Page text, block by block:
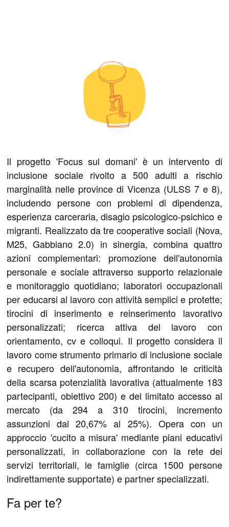
Il progetto 'Focus sul domani' è un intervento di
inclusione sociale rivolto a 500 adulti a rischio
marginalità nelle province di Vicenza (ULSS 7 e 8),
includendo persone con problemi di dipendenza,
esperienza carceraria, disagio psicologico-psichico e
migranti. Realizzato da tre cooperative sociali (Nova,
M25, Gabbiano 2.0) in sinergia, combina quattro
azioni complementari: promozione dell'autonomia
personale e sociale attraverso supporto relazionale
e monitoraggio quotidiano; laboratori occupazionali
per educarsi al lavoro con attività semplici e protette;
tirocini di inserimento e reinserimento lavorativo
personalizzati; ricerca attiva del lavoro con
orientamento, cv e colloqui. Il progetto considera il
lavoro come strumento primario di inclusione sociale
e recupero dell'autonomia, affrontando le criticità
della scarsa potenzialità lavorativa (attualmente 183
partecipanti, obiettivo 200) e del limitato accesso al
mercato (da 294 a 310 tirocini, incremento
assunzioni dal 20,67% al 25%). Opera con un
approccio 'cucito a misura' mediante piani educativi
personalizzati, in collaborazione con la rete dei
servizi territoriali, le famiglie (circa 1500 persone
indirettamente supportate) e partner specializzati.
Fa per te?